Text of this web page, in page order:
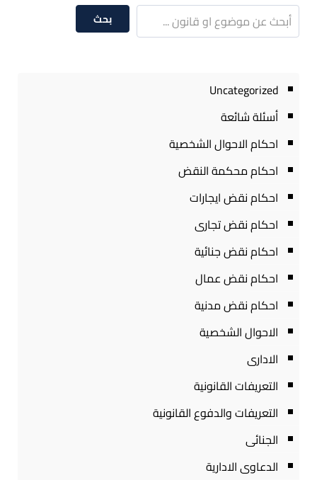
بحث
Uncategorized
أسئلة شائعة
احكام الاحوال الشخصية
احكام محكمة النقض
احكام نقض ايجارات
احكام نقض تجارى
احكام نقض جنائية
احكام نقض عمال
احكام نقض مدنية
الاحوال الشخصية
الادارى
التعريفات القانونية
التعريفات والدفوع القانونية
الجنائى
الدعاوى الادارية